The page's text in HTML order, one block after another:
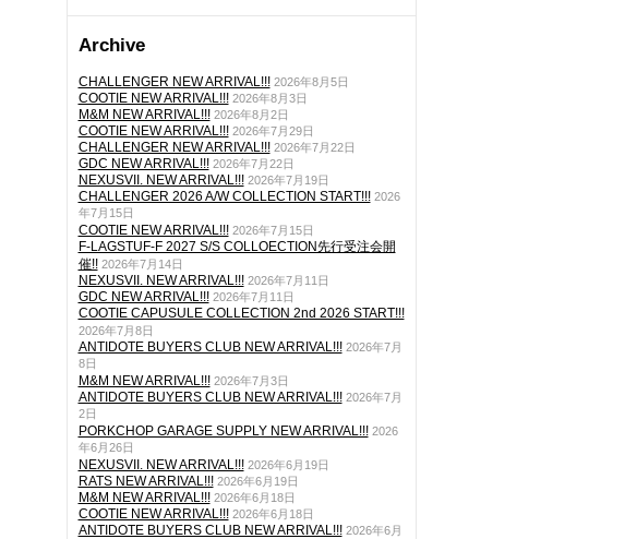
Archive
CHALLENGER NEW ARRIVAL!!! 2026年8月5日
COOTIE NEW ARRIVAL!!! 2026年8月3日
M&M NEW ARRIVAL!!! 2026年8月2日
COOTIE NEW ARRIVAL!!! 2026年7月29日
CHALLENGER NEW ARRIVAL!!! 2026年7月22日
GDC NEW ARRIVAL!!! 2026年7月22日
NEXUSVII. NEW ARRIVAL!!! 2026年7月19日
CHALLENGER 2026 A/W COLLECTION START!!! 2026
年7月15日
COOTIE NEW ARRIVAL!!! 2026年7月15日
F-LAGSTUF-F 2027 S/S COLLOECTION先行受注会開
催!! 2026年7月14日
NEXUSVII. NEW ARRIVAL!!! 2026年7月11日
GDC NEW ARRIVAL!!! 2026年7月11日
COOTIE CAPUSULE COLLECTION 2nd 2026 START!!!
2026年7月8日
ANTIDOTE BUYERS CLUB NEW ARRIVAL!!! 2026年7月
8日
M&M NEW ARRIVAL!!! 2026年7月3日
ANTIDOTE BUYERS CLUB NEW ARRIVAL!!! 2026年7月
2日
PORKCHOP GARAGE SUPPLY NEW ARRIVAL!!! 2026
年6月26日
NEXUSVII. NEW ARRIVAL!!! 2026年6月19日
RATS NEW ARRIVAL!!! 2026年6月19日
M&M NEW ARRIVAL!!! 2026年6月18日
COOTIE NEW ARRIVAL!!! 2026年6月18日
ANTIDOTE BUYERS CLUB NEW ARRIVAL!!! 2026年6月